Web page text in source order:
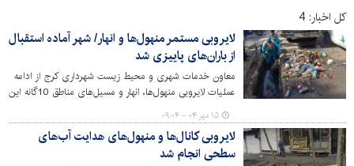
کل اخبار: 4
لایروبی مستمر منهول‌ها و انهار/ شهر آماده استقبال
از باران‌های پاییزی شد
معاون خدمات شهری و محیط زیست شهرداری کرج از ادامه
عملیات لایروبی منهول‌ها، انهار و مسیل‌های مناطق 10گانه این
کلانشهر به منظور جلوگیری از آب‌گرفتگی معابر و مدیریت
روان‌آب‌ها در آستانه فصل پاییز خبر داد.
۱۵ مهر ۰۴ - ۰۹:۰۴
لایروبی کانال‌ها و منهول‌های هدایت آب‌های
سطحی انجام شد